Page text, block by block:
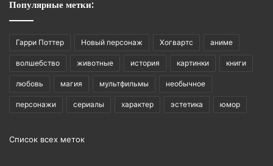
Популярные метки:
Гарри Поттер Новый персонаж Хогвартс аниме
волшебство животные история картинки книги
любовь магия мультфильмы необычное
персонажи сериалы характер эстетика юмор
Список всех меток